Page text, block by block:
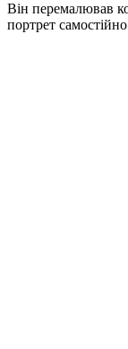
Він перемалював
портрет